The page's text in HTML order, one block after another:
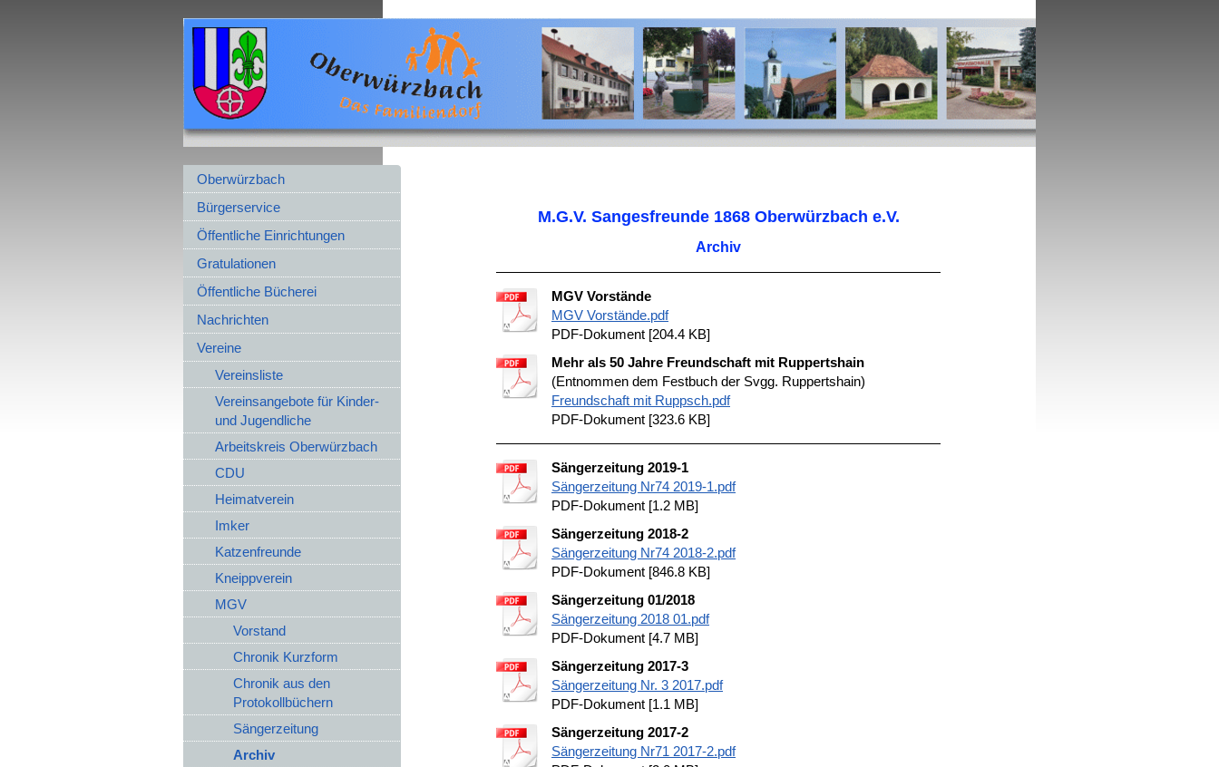
M.G.V. Sangesfreunde 1868 Oberwürzbach e.V.
Archiv
MGV Vorstände
MGV Vorstände.pdf
PDF-Dokument [204.4 KB]
Mehr als 50 Jahre Freundschaft mit Ruppertshain
(Entnommen dem Festbuch der Svgg. Ruppertshain)
Freundschaft mit Ruppsch.pdf
PDF-Dokument [323.6 KB]
Sängerzeitung 2019-1
Sängerzeitung Nr74 2019-1.pdf
PDF-Dokument [1.2 MB]
Sängerzeitung 2018-2
Sängerzeitung Nr74 2018-2.pdf
PDF-Dokument [846.8 KB]
Sängerzeitung 01/2018
Sängerzeitung 2018 01.pdf
PDF-Dokument [4.7 MB]
Sängerzeitung 2017-3
Sängerzeitung Nr. 3 2017.pdf
PDF-Dokument [1.1 MB]
Sängerzeitung 2017-2
Sängerzeitung Nr71 2017-2.pdf
Oberwürzbach
Bürgerservice
Öffentliche Einrichtungen
Gratulationen
Öffentliche Bücherei
Nachrichten
Vereine
Vereinsliste
Vereinsangebote für Kinder-
und Jugendliche
Arbeitskreis Oberwürzbach
CDU
Heimatverein
Imker
Katzenfreunde
Kneippverein
MGV
Vorstand
Chronik Kurzform
Chronik aus den
Protokollbüchern
Sängerzeitung
Archiv